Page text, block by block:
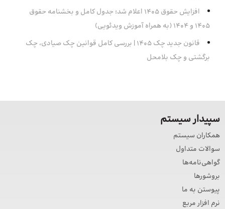
افزایش حقوق 1405 اعلام شد؛ جدول کامل و بخشنامه حقوق
1405 و 1404 (به همراه آموزش ویدئویی)
قانون جدید چک ۱۴۰۵ | بررسی کامل قوانین چک صیادی، چک
برگشتی و چک بلامحل
سپیدار سیستم
همکاران سیستم
سوالات متداول
گواهی‌نامه‌ها
بروشورها
پیوستن به ما
نرم افزار مربع